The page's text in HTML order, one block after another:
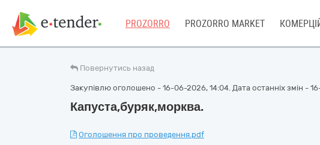
PROZORRO PROZORRO MARKET
Повернутись назад
Закупівлю оголошено - 16-06-2026, 14:04. Дата останніх змін -
Капуста,буряк,морква.
Оголошення про проведення.pdf